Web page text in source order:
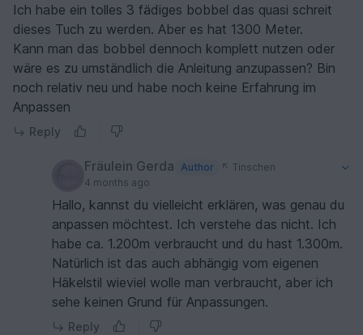
Ich habe ein tolles 3 fädiges bobbel das quasi schreit
dieses Tuch zu werden. Aber es hat 1300 Meter.
Kann man das bobbel dennoch komplett nutzen oder
wäre es zu umständlich die Anleitung anzupassen? Bin
noch relativ neu und habe noch keine Erfahrung im
Anpassen
Reply
Fräulein Gerda Author
Tinschen
4 months ago
Hallo, kannst du vielleicht erklären, was genau du
anpassen möchtest. Ich verstehe das nicht. Ich
habe ca. 1.200m verbraucht und du hast 1.300m.
Natürlich ist das auch abhängig vom eigenen
Häkelstil wieviel wolle man verbraucht, aber ich
sehe keinen Grund für Anpassungen.
Reply